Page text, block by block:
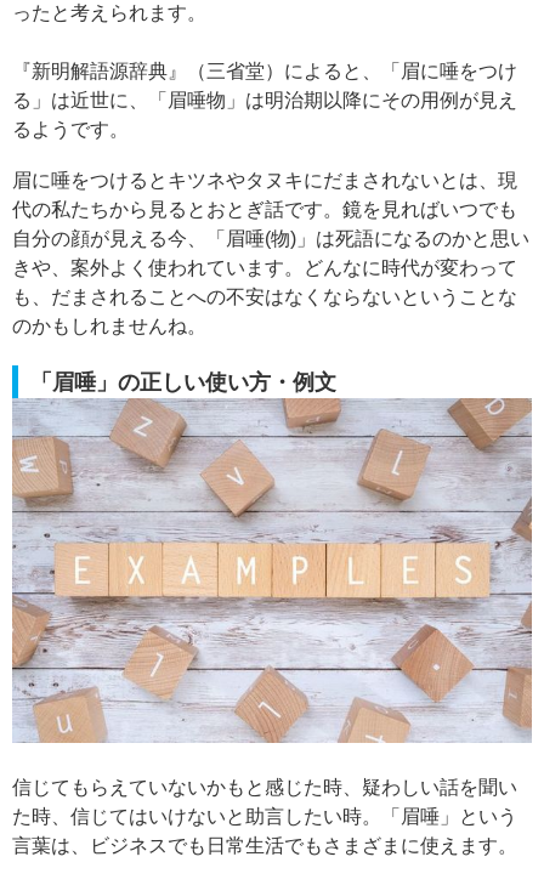
ったと考えられます。
『新明解語源辞典』（三省堂）によると、「眉に唾をつけ
る」は近世に、「眉唾物」は明治期以降にその用例が見え
るようです。
眉に唾をつけるとキツネやタヌキにだまされないとは、現
代の私たちから見るとおとぎ話です。鏡を見ればいつでも
自分の顔が見える今、「眉唾(物)」は死語になるのかと思い
きや、案外よく使われています。どんなに時代が変わって
も、だまされることへの不安はなくならないということな
のかもしれませんね。
「眉唾」の正しい使い方・例文
信じてもらえていないかもと感じた時、疑わしい話を聞い
た時、信じてはいけないと助言したい時。「眉唾」という
言葉は、ビジネスでも日常生活でもさまざまに使えます。